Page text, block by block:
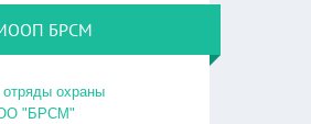
БРСМ
охраны
ОО "БРСМ"